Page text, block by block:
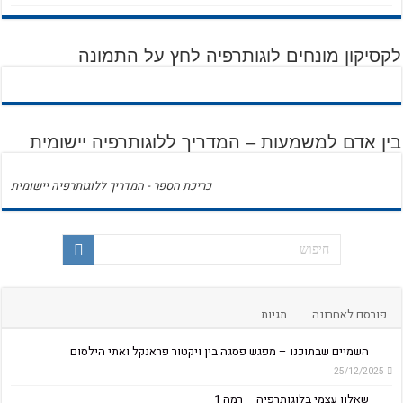
לקסיקון מונחים לוגותרפיה לחץ על התמונה
בין אדם למשמעות – המדריך ללוגותרפיה יישומית
כריכת הספר - המדריך ללוגותרפיה יישומית
פורסם לאחרונה תגיות
השמיים שבתוכנו – מפגש פסגה בין ויקטור פראנקל ואתי הילסום
25/12/2025
שאלון עצמי בלוגותרפיה – רמה 1